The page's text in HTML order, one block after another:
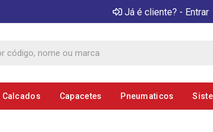
Já é cliente? - Entrar
Calcados Capacetes Pneumaticos